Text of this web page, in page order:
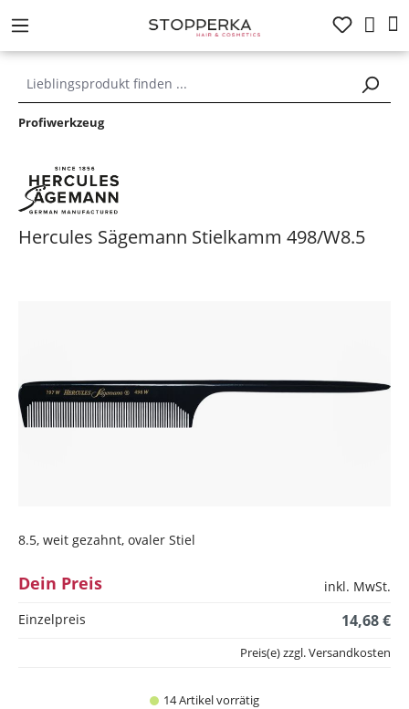
springen
Profiwerkzeug
Hercules Sägemann Stielkamm 498/W8.5
8.5, weit gezahnt, ovaler Stiel
Dein Preis
inkl. MwSt.
Einzelpreis
14,68 €
14 Artikel vorrätig
Preis(e) zzgl. Versandkosten